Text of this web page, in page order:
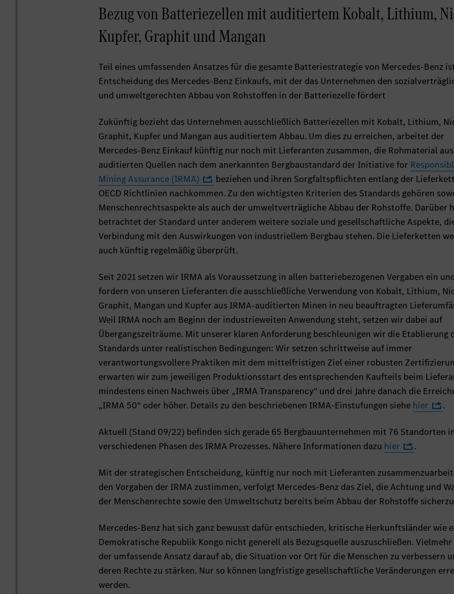
Bezug von Batteriezellen mit auditiertem Kobalt, Lithium,
Kupfer, Graphit und Mangan
Teil eines umfassenden Ansatzes für die gesamte Batteriestrategie von Mercedes-Benz
Entscheidung des Mercedes-Benz Einkaufs, mit der das Unternehmen den
und umweltgerechten Abbau von Rohstoffen in der Batteriezelle fördert
Zukünftig bezieht das Unternehmen ausschließlich Batteriezellen mit Kobalt, Lithium,
Graphit, Kupfer und Mangan aus auditiertem Abbau. Um dies zu erreichen, arbeitet der
Mercedes-Benz Einkauf künftig nur noch mit Lieferanten zusammen, die Rohmaterial aus
auditierten Quellen nach dem anerkannten Bergbaustandard der Initiative for
Mining Assurance (IRMA)
beziehen und ihren Sorgfaltspflichten entlang der
OECD Richtlinien nachkommen. Zu den wichtigsten Kriterien des Standards gehören
Menschenrechtsaspekte als auch der umweltverträgliche Abbau der Rohstoffe. Darüber
betrachtet der Standard unter anderem weitere soziale und gesellschaftliche Aspekte,
Verbindung mit den Auswirkungen von industriellem Bergbau stehen. Die Lieferketten
auch künftig regelmäßig überprüft.
Seit 2021 setzen wir IRMA als Voraussetzung in allen batteriebezogenen Vergaben ein
fordern von unseren Lieferanten die ausschließliche Verwendung von Kobalt, Lithium,
Graphit, Mangan und Kupfer aus IRMA-auditierten Minen in neu beauftragten
Weil IRMA noch am Beginn der industrieweiten Anwendung steht, setzen wir dabei auf
Übergangszeiträume. Mit unserer klaren Anforderung beschleunigen wir die Etablierung
Standards unter realistischen Bedingungen: Wir setzen schrittweise auf immer
verantwortungsvollere Praktiken mit dem mittelfristigen Ziel einer robusten
erwarten wir zum jeweiligen Produktionsstart des entsprechenden Kaufteils beim
mindestens einen Nachweis über „IRMA Transparency“ und drei Jahre danach die
„IRMA 50“ oder höher. Details zu den beschriebenen IRMA-Einstufungen siehe hier .
Aktuell (Stand 09/22) befinden sich gerade 65 Bergbauunternehmen mit 76 Standorten
verschiedenen Phasen des IRMA Prozesses. Nähere Informationen dazu hier .
Mit der strategischen Entscheidung, künftig nur noch mit Lieferanten
den Vorgaben der IRMA zustimmen, verfolgt Mercedes-Benz das Ziel, die Achtung und
der Menschenrechte sowie den Umweltschutz bereits beim Abbau der Rohstoffe
Mercedes-Benz hat sich ganz bewusst dafür entschieden, kritische Herkunftsländer wie
Demokratische Republik Kongo nicht generell als Bezugsquelle auszuschließen.
der umfassende Ansatz darauf ab, die Situation vor Ort für die Menschen zu verbessern
deren Rechte zu stärken. Nur so können langfristige gesellschaftliche Veränderungen
werden.